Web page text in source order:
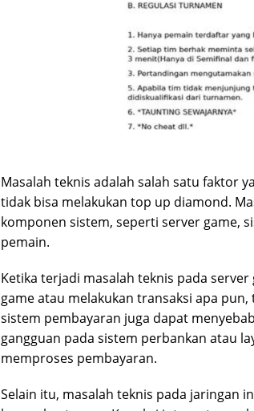
Masalah teknis adalah salah satu faktor
tidak bisa melakukan top up diamond.
komponen sistem, seperti server game,
pemain.
Ketika terjadi masalah teknis pada
game atau melakukan transaksi apa
sistem pembayaran juga dapat
gangguan pada sistem perbankan atau
memproses pembayaran.
Selain itu, masalah teknis pada jaringan